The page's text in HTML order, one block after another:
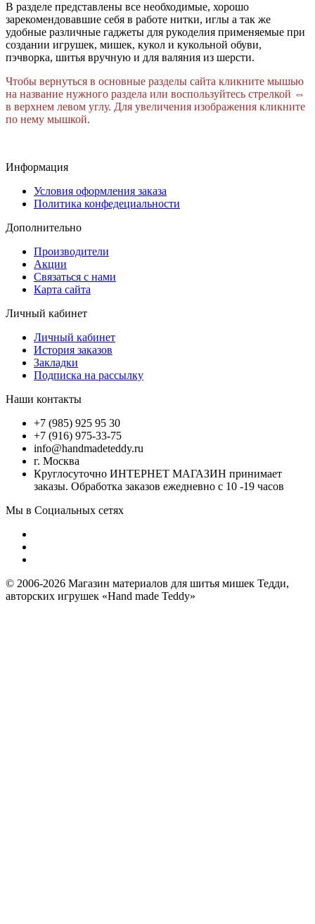
В разделе представлены все необходимые, хорошо
зарекомендовавшие себя в работе нитки, иглы а так же
удобные различные гаджеты для рукоделия применяемые при
создании игрушек, мишек, кукол и кукольной обуви,
пэчворка, шитья вручную и для валяния из шерсти.
Чтобы вернуться в основные разделы сайта кликните мышью
на название нужного раздела или воспользуйтесь стрелкой ⇔
в верхнем левом углу. Для увеличения изображения кликните
по нему мышкой.
Информация
Условия оформления заказа
Политика конфедециальности
Дополнительно
Производители
Акции
Связаться с нами
Карта сайта
Личный кабинет
Личный кабинет
История заказов
Закладки
Подписка на рассылку
Наши контакты
+7 (985) 925 95 30
+7 (916) 975-33-75
info@handmadeteddy.ru
г. Москва
Круглосуточно ИНТЕРНЕТ МАГАЗИН принимает
заказы. Обработка заказов ежедневно с 10 -19 часов
Мы в Социальных сетях
© 2006-2026 Магазин материалов для шитья мишек Тедди,
авторских игрушек «Hand made Teddy»